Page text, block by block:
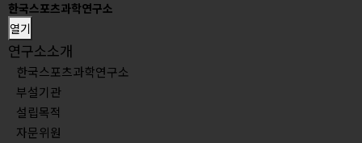
한국스포츠과학연구소
열기
연구소소개
한국스포츠과학연구소
부설기관
설립목적
자문위원